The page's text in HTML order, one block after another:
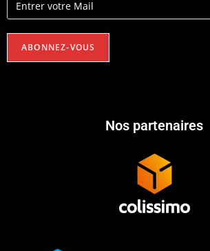
Nos partenaires